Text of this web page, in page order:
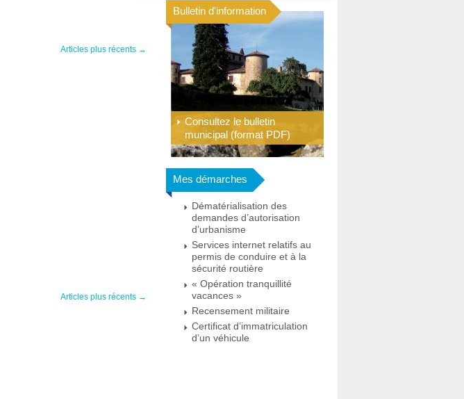
Articles plus récents →
Articles plus récents →
Bulletin d'information
Consultez le bulletin
municipal (format PDF)
Mes démarches
Dématérialisation des
demandes d’autorisation
d’urbanisme
Services internet relatifs au
permis de conduire et à la
sécurité routière
« Opération tranquillité
vacances »
Recensement militaire
Certificat d’immatriculation
d’un véhicule